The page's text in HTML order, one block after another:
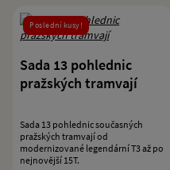
Poslední kusy!
Sada 13 pohlednic
pražských tramvají
Sada 13 pohlednic současných
pražských tramvají od
modernizované legendární T3 až po
nejnovější 15T.